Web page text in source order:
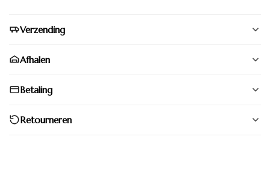
Verzending
Afhalen
Betaling
Retourneren